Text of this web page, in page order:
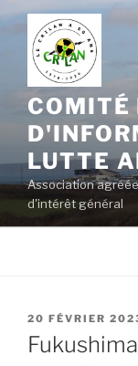
Aller
contenu
principal
COMITÉ
LUTTE
Association
d'intérêt général
PUBLIÉ
LE
20 FÉVRIER